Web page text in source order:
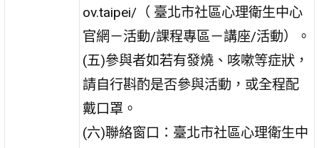
ov.taipei/（ 臺北市社區心理衛生中心
官網－活動/課程專區－講座/活動）。
(五)參與者如若有發燒、咳嗽等症狀，
請自行斟酌是否參與活動，或全程配
戴口罩。
(六)聯絡窗口：臺北市社區心理衛生中